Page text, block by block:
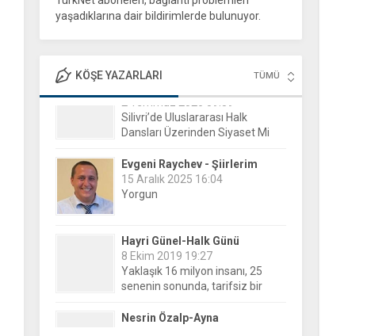
yaşadıklarına dair bildirimlerde bulunuyor.
durumu öğrenmeye...
KÖŞE YAZARLARI TÜMÜ
Evgeni Raychev - Şiirlerim
15 Aralık 2025 16:04
Hayri Günel-Halk Günü
senenin sonunda, tarifsiz bir
belirsizliğin ortasına bıraktılar!
Nesrin Özalp-Ayna
24 Haziran 2026 00:04
Kaybeder? Üreticiden Esnafa,